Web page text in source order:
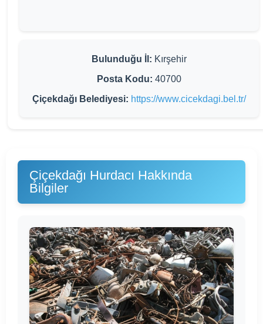
Bulunduğu İl: Kırşehir
Posta Kodu: 40700
Çiçekdağı Belediyesi: https://www.cicekdagi.bel.tr/
Çiçekdağı Hurdacı Hakkında
Bilgiler